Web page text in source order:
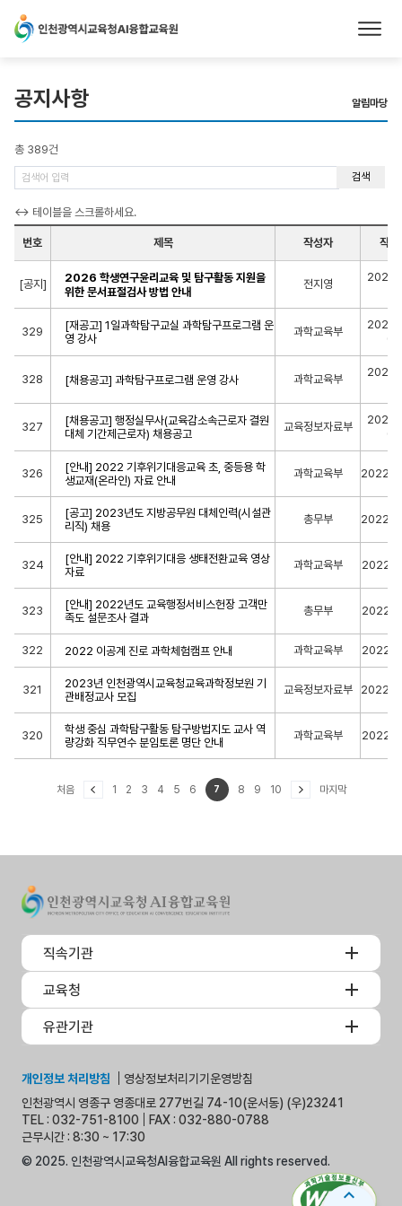
본문 바로가기
expand_less
공지사항 알림마당
총 389건
검색
번호 제목 작성자 작성
[공지]
2026 학생연구윤리교육 및 탐구활동 지원을
위한 문서표절검사 방법 안내
전지영
329
[재공고] 1일과학탐구교실 과학탐구프로그램 운
영 강사
과학교육부
03
328 [채용공고] 과학탐구프로그램 운영 강사 과학교육부
327
[채용공고] 행정실무사(교육감소속근로자 결원
대체 기간제근로자) 채용공고
교육정보자료부
09
326
[안내] 2022 기후위기대응교육 초, 중등용 학
생교재(온라인) 자료 안내
과학교육부 2022-
325
[공고] 2023년도 지방공무원 대체인력(시설관
리직) 채용
총무부 2022-
324
[안내] 2022 기후위기대응 생태전환교육 영상
자료
과학교육부 2022-
323
[안내] 2022년도 교육행정서비스헌장 고객만
족도 설문조사 결과
총무부 2022-
322 2022 이공계 진로 과학체험캠프 안내 과학교육부 2022-
321
2023년 인천광역시교육청교육과학정보원 기
관배정교사 모집
교육정보자료부 2022-
320
학생 중심 과학탐구활동 탐구방법지도 교사 역
량강화 직무연수 분임토론 명단 안내
과학교육부 2022-
처음 1 2 3 4 5 6 7 8 9 10 마지막
직속기관
교육청
유관기관
개인정보 처리방침
영상정보처리기기운영방침
인천광역시 영종구 영종대로 277번길 74-10(운서동) (우)23241
TEL : 032-751-8100
FAX : 032-880-0788
근무시간 : 8:30 ~ 17:30
© 2025. 인천광역시교육청AI융합교육원 All rights reserved.